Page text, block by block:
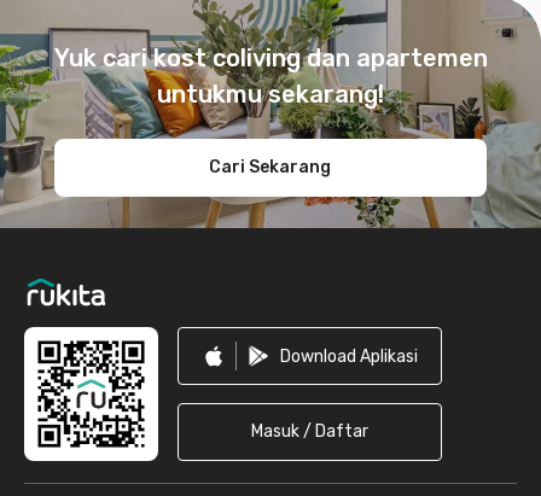
Yuk cari kost coliving dan apartemen
untukmu sekarang!
Cari Sekarang
Download Aplikasi
Masuk / Daftar